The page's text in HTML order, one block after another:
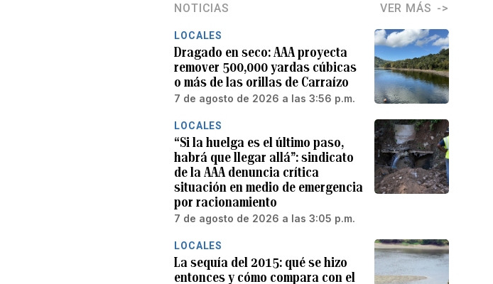
NOTICIAS VER MÁS
LOCALES
Dragado en seco: AAA proyecta
remover 500,000 yardas cúbicas
o más de las orillas de Carraízo
7 de agosto de 2026 a las 3:56 p.m.
LOCALES
“Si la huelga es el último paso,
habrá que llegar allá”: sindicato
de la AAA denuncia crítica
situación en medio de emergencia
por racionamiento
7 de agosto de 2026 a las 3:05 p.m.
LOCALES
La sequía del 2015: qué se hizo
entonces y cómo compara con el